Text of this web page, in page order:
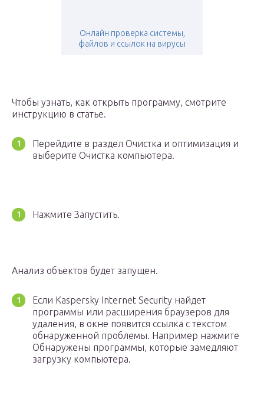
Онлайн проверка системы,
файлов и ссылок на вирусы
Чтобы узнать, как открыть программу, смотрите
инструкцию в статье.
Перейдите в раздел Очистка и оптимизация и
выберите Очистка компьютера.
Нажмите Запустить.
Анализ объектов будет запущен.
Если Kaspersky Internet Security найдет
программы или расширения браузеров для
удаления, в окне появится ссылка с текстом
обнаруженной проблемы. Например нажмите
Обнаружены программы, которые замедляют
загрузку компьютера.